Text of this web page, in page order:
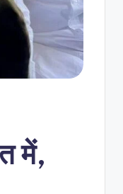
में,